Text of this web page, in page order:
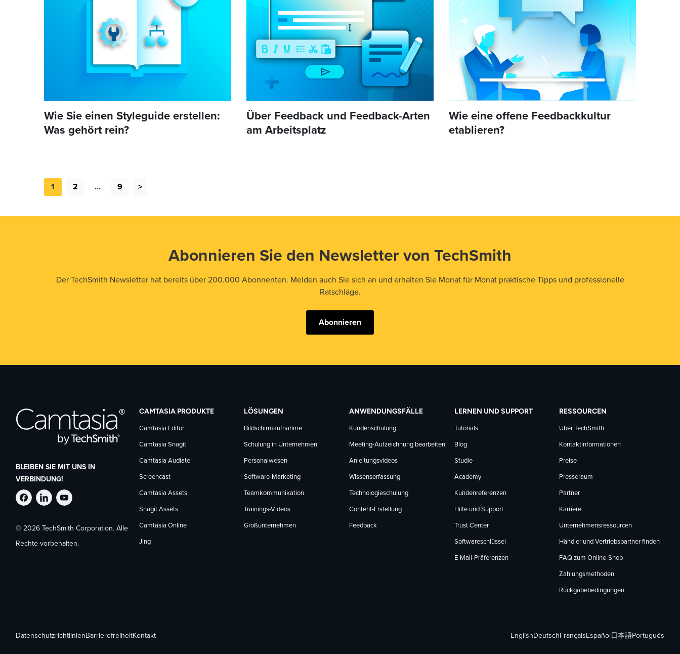
Wie Sie einen Styleguide erstellen:
Was gehört rein?
Über Feedback und Feedback-Arten
am Arbeitsplatz
Wie eine offene Feedbackkultur
etablieren?
1 2 … 9 >
Abonnieren Sie den Newsletter von TechSmith
Der TechSmith Newsletter hat bereits über 200.000 Abonnenten. Melden auch Sie sich an und erhalten Sie Monat für Monat praktische Tipps und professionelle
Ratschläge.
Abonnieren
BLEIBEN SIE MIT UNS IN
VERBINDUNG!
TechSmith
auf
TechSmith
auf
TechSmith
auf
© 2026 TechSmith Corporation. Alle
Rechte vorbehalten.
CAMTASIA PRODUKTE
Camtasia Editor
Camtasia Snagit
Camtasia Audiate
Screencast
Camtasia Assets
Snagit Assets
Camtasia Online
Jing
LÖSUNGEN
Bildschirmaufnahme
Schulung in Unternehmen
Personalwesen
Software-Marketing
Teamkommunikation
Trainings-Videos
Großunternehmen
ANWENDUNGSFÄLLE
Kundenschulung
Meeting-Aufzeichnung bearbeiten
Anleitungsvideos
Wissenserfassung
Technologieschulung
Content-Erstellung
Feedback
LERNEN UND SUPPORT
Tutorials
Blog
Studie
Academy
Kundenreferenzen
Hilfe und Support
Trust Center
Softwareschlüssel
E-Mail-Präferenzen
RESSOURCEN
Über TechSmith
Kontaktinformationen
Preise
Presseraum
Partner
Karriere
Unternehmensressourcen
Händler und Vertriebspartner finden
FAQ zum Online-Shop
Zahlungsmethoden
Rückgabebedingungen
Datenschutzrichtlinien BarrierefreiheitKontakt English Deutsch Français Español 日本語Português